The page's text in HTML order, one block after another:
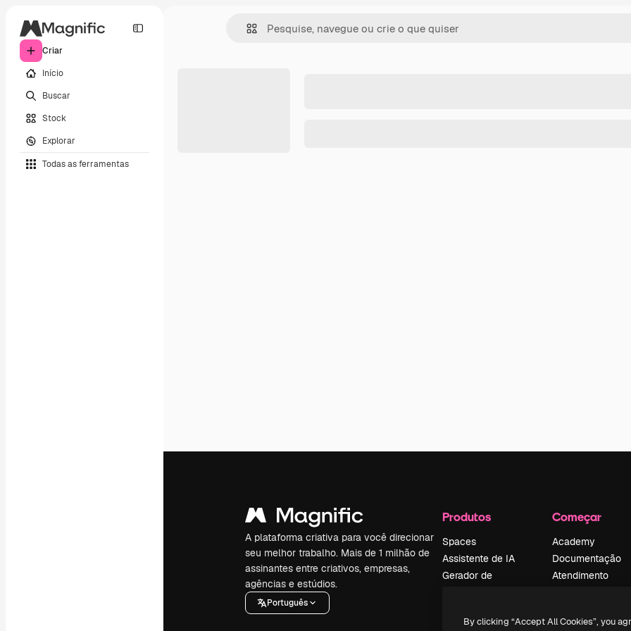
Criar
Início
Buscar
Stock
Explorar
Todas as ferramentas
A plataforma criativa para você direcionar
seu melhor trabalho. Mais de 1 milhão de
assinantes entre criativos, empresas,
agências e estúdios.
Português
Produtos
Spaces
Assistente de IA
Gerador de
Texto para voz
Começar
Academy
Documentação
Atendimento
Política de
By clicking “Accept All Cookies”, you